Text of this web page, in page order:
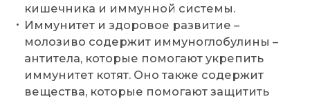
кишечника и иммунной системы.
Иммунитет и здоровое развитие –
молозиво содержит иммуноглобулины –
антитела, которые помогают укрепить
иммунитет котят. Оно также содержит
вещества, которые помогают защитить